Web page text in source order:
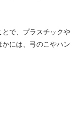
で、プラスチックや
には、弓のこやハン